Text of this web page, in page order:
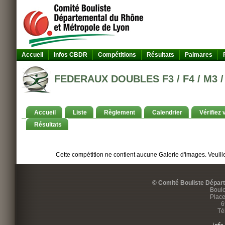
Accueil Infos CBDR Compétitions Résultats Palmares
FEDERAUX DOUBLES F3 / F4 /
Accueil Liste Règlement Calendrier
Vérifiez
Résultats
Cette compétition ne contient aucune Galerie d'images.
© Comité Bouliste